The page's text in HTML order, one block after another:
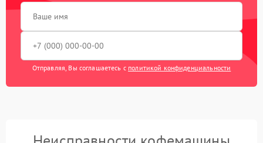
Отправляя, Вы соглашаетесь с политикой конфиденциальности